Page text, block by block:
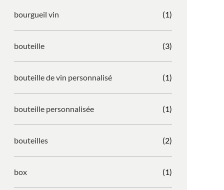
bourgueil vin (1)
bouteille (3)
bouteille de vin personnalisé (1)
bouteille personnalisée (1)
bouteilles (2)
box (1)